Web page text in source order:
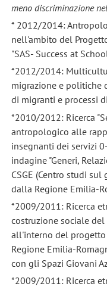
meno discriminazione
* 2012/2014:
nell'ambito del
"SAS- Success at
*2012/2014:
migrazione e politiche
di migranti e processi
*2010/2012: Ricerca
antropologico alle
insegnanti dei servizi
indagine "Generi,
CSGE (Centro studi
dalla Regione Emilia-
*2009/2011: Ricerca
costruzione sociale
all'interno del progetto
Regione Emilia-
con gli Spazi Giovani
*2009/2011: Ricerca